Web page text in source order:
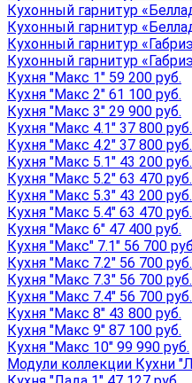
Кухонный гарнитур
Кухонный гарнитур
Кухонный гарнитур
Кухонный гарнитур
Кухня "Макс 1" 59 200 руб.
Кухня "Макс 2" 61 100 руб.
Кухня "Макс 3" 29 900 руб.
Кухня "Макс 4.1" 37 800 руб.
Кухня "Макс 4.2" 37 800 руб.
Кухня "Макс 5.1" 43 200 руб.
Кухня "Макс 5.2" 63 470 руб.
Кухня "Макс 5.3" 43 200 руб.
Кухня "Макс 5.4" 63 470 руб.
Кухня "Макс 6" 47 400 руб.
Кухня "Макс" 7.1" 56 700
Кухня "Макс 7.2" 56 700 руб.
Кухня "Макс 7.3" 56 700 руб.
Кухня "Макс 7.4" 56 700 руб.
Кухня "Макс 8" 43 800 руб.
Кухня "Макс 9" 87 100 руб.
Кухня "Макс 10" 99 990 руб.
Модули коллекции Кухни